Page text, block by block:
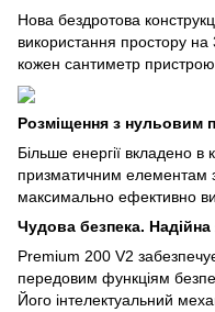
Нова бездротова
використання простору
кожен сантиметр пристрою.
Розміщення з нульовим
Більше енергії вкладено
призматичним елементам
максимально ефективно
Чудова безпека. Надійна
Premium 200 V2
передовим функціям
Його інтелектуальний